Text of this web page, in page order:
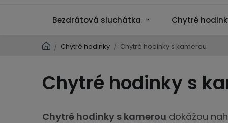
Bezdrátová sluchátka Chytré
Domů
/ Chytré hodinky / Chytré hodinky s kamerou
Chytré hodinky s
Chytré hodinky s kamerou dokážou